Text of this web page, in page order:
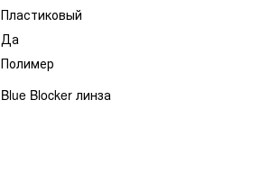
Пластиковый
Да
Полимер
Blue Blocker линза